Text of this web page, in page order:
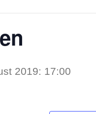
2019: 17:00